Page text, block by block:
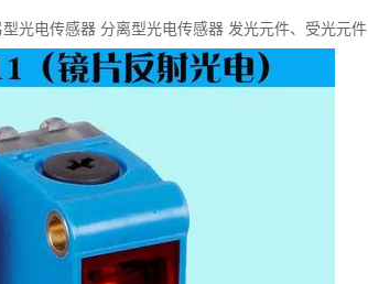
光电传感器 分离型光电传感器 发光元件、受光元件